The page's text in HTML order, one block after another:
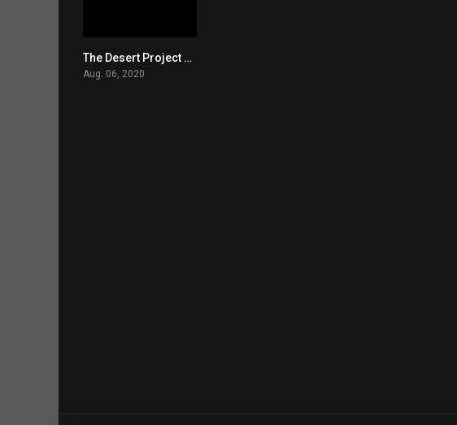
0
The Desert Project 2020 en Streaming HD Gratuit !
Aug. 06, 2020